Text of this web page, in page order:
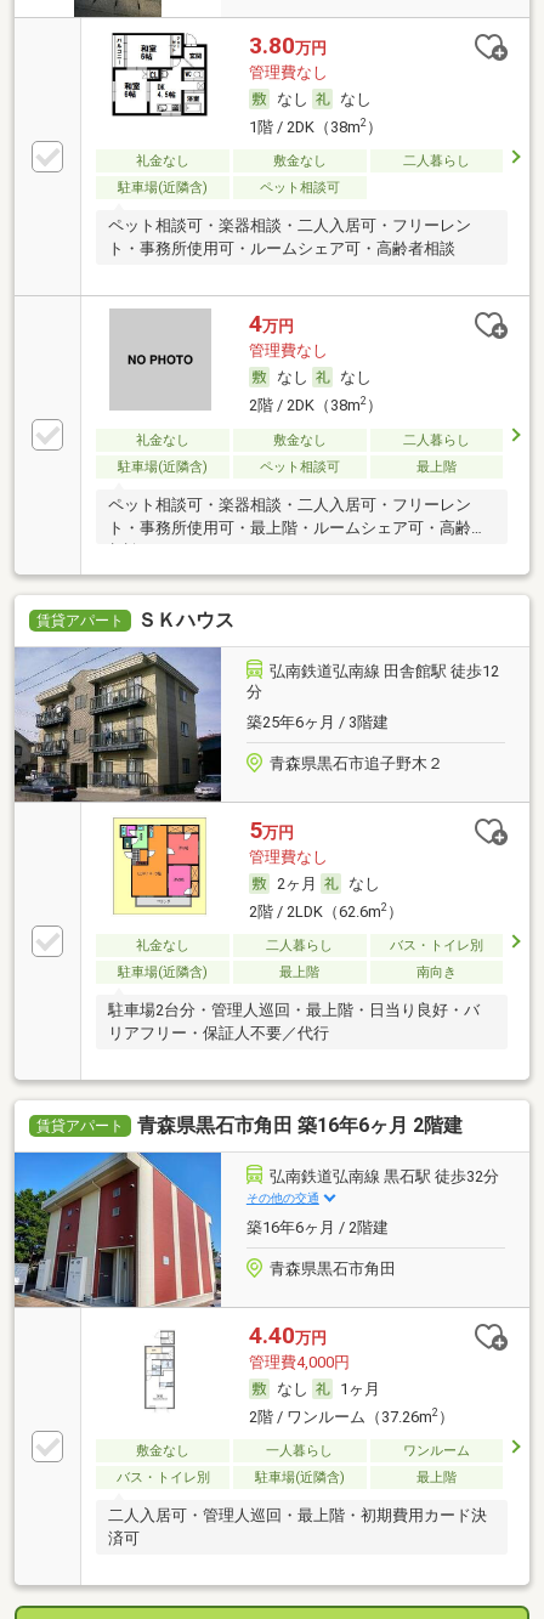
3.80万円
管理費なし
なし
なし
1階 / 2DK（38m2）
礼金なし 敷金なし
二人暮らし
駐車場(近隣含)
ペット相談可
ペット相談可・楽器相談・二人入居可・フリーレン
ト・事務所使用可・ルームシェア可・高齢者相談
4万円
管理費なし
なし
なし
2階 / 2DK（38m2）
礼金なし 敷金なし
二人暮らし
駐車場(近隣含)
ペット相談可 最上階
ペット相談可・楽器相談・二人入居可・フリーレン
ト・事務所使用可・最上階・ルームシェア可・高齢者
相談
賃貸アパート ＳＫハウス
弘南鉄道弘南線 田舎館駅 徒歩12
分
築25年6ヶ月 / 3階建
青森県黒石市追子野木２
5万円
管理費なし
2ヶ月
なし
2階 / 2LDK（62.6m2）
礼金なし 二人暮らし
バス・トイレ別
駐車場(近隣含)
最上階 南向き
駐車場2台分・管理人巡回・最上階・日当り良好・バ
リアフリー・保証人不要／代行
賃貸アパート 青森県黒石市角田 築16年6ヶ月 2階建
弘南鉄道弘南線 黒石駅 徒歩32分
その他の交通
築16年6ヶ月 / 2階建
青森県黒石市角田
4.40万円
管理費4,000円
なし
1ヶ月
2階 / ワンルーム（37.26m2）
敷金なし 一人暮らし
ワンルーム
バス・トイレ別
駐車場(近隣含) 最上階
二人入居可・管理人巡回・最上階・初期費用カード決
済可